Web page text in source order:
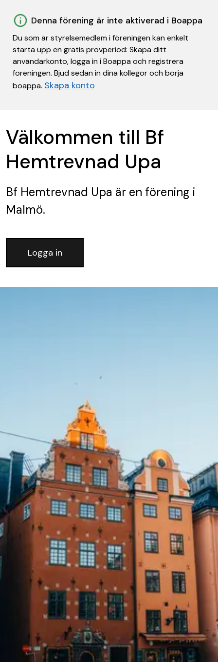
Denna förening är inte aktiverad i Boappa
Du som är styrelsemedlem i föreningen kan enkelt
starta upp en gratis provperiod: Skapa ditt
användarkonto, logga in i Boappa och registrera
föreningen. Bjud sedan in dina kollegor och börja
boappa. Skapa konto
Välkommen till Bf
Hemtrevnad Upa
Bf Hemtrevnad Upa är en förening i
Malmö.
Logga in